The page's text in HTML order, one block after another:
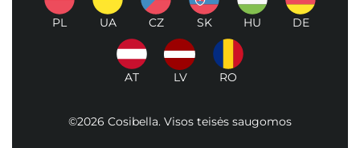
PL UA CZ SK HU DE
AT LV RO
©2026 Cosibella. Visos teisės saugomos